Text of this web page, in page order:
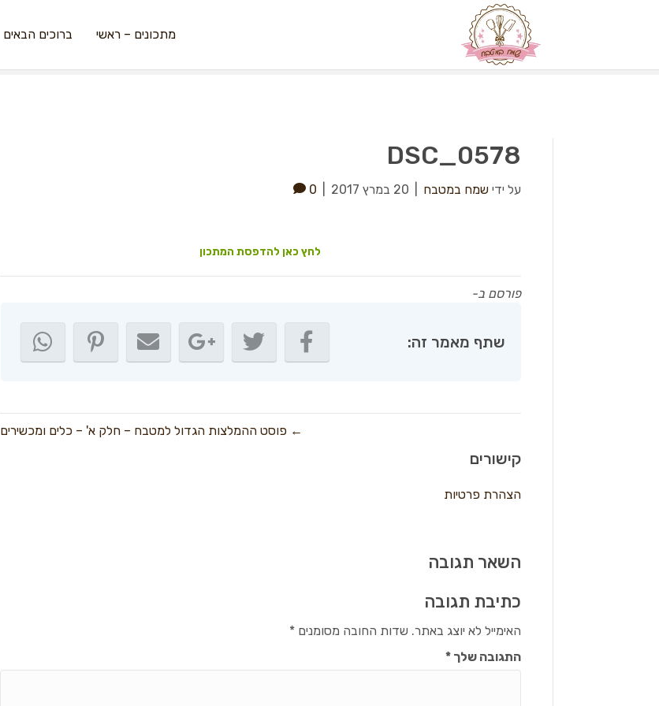
מתכונים – ראשי ברוכים הבאים
DSC_0578
על ידי שמח במטבח 20 במרץ 2017 0
לחץ כאן להדפסת המתכון
פורסם ב-
שתף מאמר זה:
← פוסט ההמלצות הגדול למטבח – חלק א' – כלים ומכשירים
קישורים
הצהרת פרטיות
השאר תגובה
כתיבת תגובה
האימייל לא יוצג באתר. שדות החובה מסומנים*
התגובה שלך*